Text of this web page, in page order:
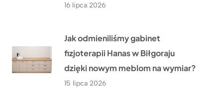
16 lipca 2026
Jak odmieniliśmy gabinet
fizjoterapii Hanas w Biłgoraju
dzięki nowym meblom na wymiar?
15 lipca 2026